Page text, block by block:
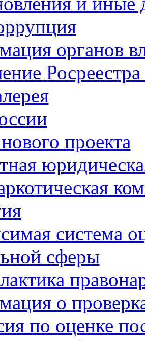
органов
проекта
система
сферы
о
по оценке